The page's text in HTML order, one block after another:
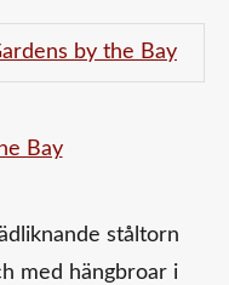
ståltorn
med hängbroar i